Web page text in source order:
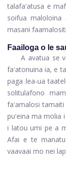
talafaʻatusa e
soifua
masani
Faailoga o le
A avatua se
faʻatonuina ia, e
paga lea-ua
solitulafono
faʻamalosi
puʻeina ma
i latou umi pe a
Afai e te
vaavaai mo nei